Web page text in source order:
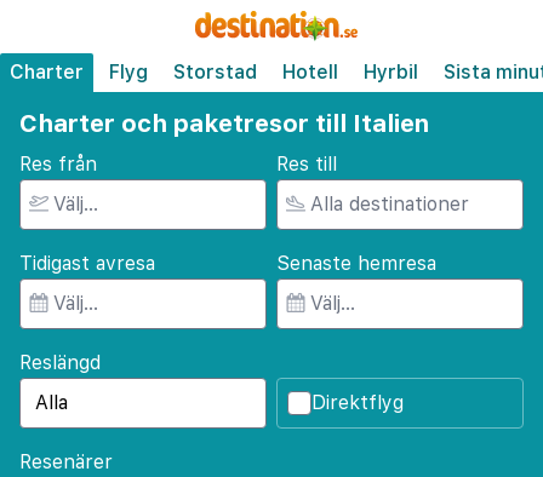
Charter Flyg Storstad Hotell Hyrbil Sista
Charter och paketresor till Italien
Res från Res till
Tidigast avresa Senaste hemresa
Reslängd
Direktflyg
Resenärer